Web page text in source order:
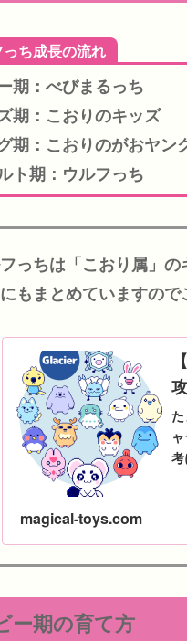
っち成長の流れ
期：べびまるっち
期：こおりのキッズ
期：こおりのがおヤン
ト期：ウルフっち
っちは「こおり属」の
もまとめていますので
magical-toys.com
ー期の育て方